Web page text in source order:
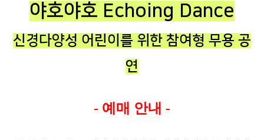
야호야호 Echoing Dance
신경다양성 어린이를 위한 참여형 무용 공
연
- 예매 안내 -